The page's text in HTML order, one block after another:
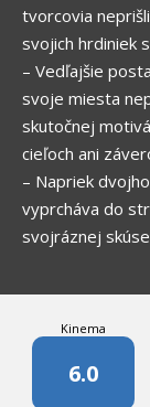
tvorcovia
svojich hrdiniek
– Vedľajšie
svoje miesta
skutočnej
cieľoch ani
– Napriek
vyprcháva do
svojráznej
Kinema
6.0